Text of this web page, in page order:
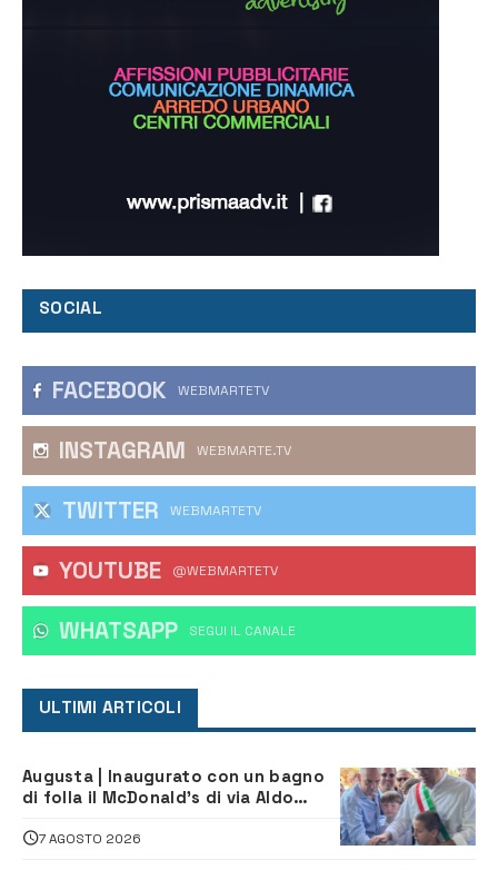
SOCIAL
FACEBOOK WEBMARTETV
INSTAGRAM WEBMARTE.TV
TWITTER WEBMARTETV
YOUTUBE @WEBMARTETV
WHATSAPP ‎SEGUI IL CANALE
ULTIMI ARTICOLI
Augusta | Inaugurato con un bagno
di folla il McDonald’s di via Aldo
7 AGOSTO 2026